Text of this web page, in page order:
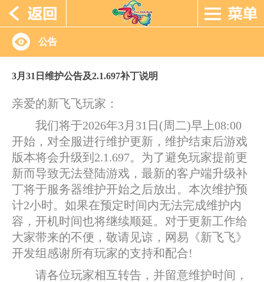
公告
3月31日维护公告及2.1.697补丁说明
亲爱的新飞飞玩家：
我们将于2026年3月31日(周二)早上08:00
开始，对全服进行维护更新，维护结束后游戏
版本将会升级到2.1.697。为了避免玩家提前更
新而导致无法登陆游戏，最新的客户端升级补
丁将于服务器维护开始之后放出。本次维护预
计2小时。如果在预定时间内无法完成维护内
容，开机时间也将继续顺延。对于更新工作给
大家带来的不便，敬请见谅，网易《新飞飞》
开发组感谢所有玩家的支持和配合!
请各位玩家相互转告，并留意维护时间，